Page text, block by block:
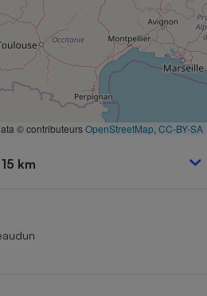
© contributeursOpenStreetMap CC-BY-SA
km
Complément
alimentaire
Assurance emprunteur
Petit électroménager -
Mutuelle